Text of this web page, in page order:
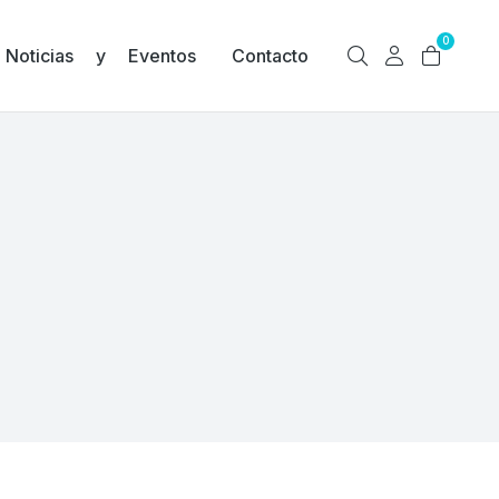
Noticias y Eventos Contacto
0